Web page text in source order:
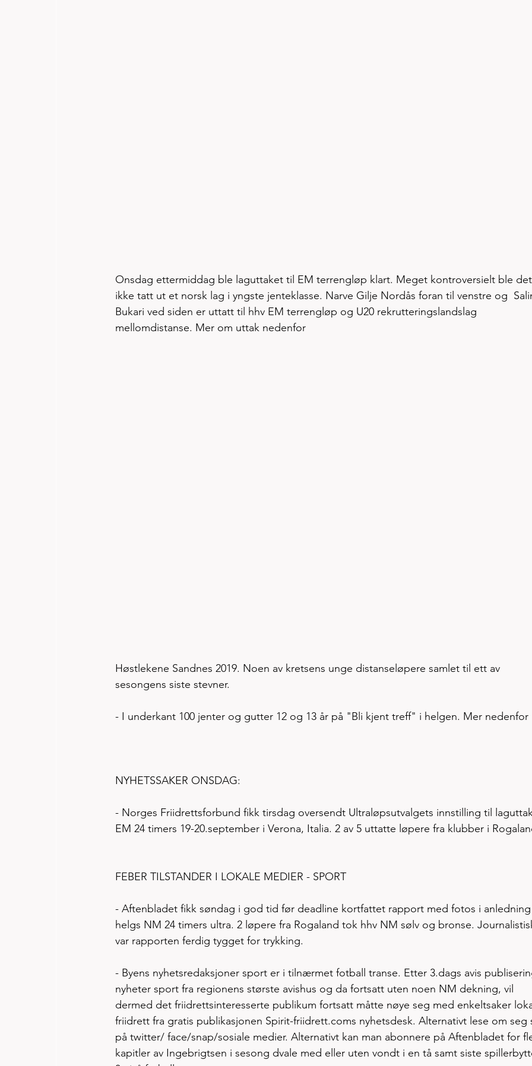
Onsdag ettermiddag ble laguttaket til EM terrengløp klart. Meget kontroversielt ble
ikke tatt ut et norsk lag i yngste jenteklasse. Narve Gilje Nordås foran til venstre og
Bukari ved siden er uttatt til hhv EM terrengløp og U20 rekrutteringslandslag
mellomdistanse. Mer om uttak nedenfor
Høstlekene Sandnes 2019. Noen av kretsens unge distanseløpere samlet til ett av
sesongens siste stevner.
- I underkant 100 jenter og gutter 12 og 13 år på "Bli kjent treff" i helgen. Mer nedenfor
NYHETSSAKER ONSDAG:
- Norges Friidrettsforbund fikk tirsdag oversendt Ultraløpsutvalgets innstilling til
EM 24 timers 19-20.september i Verona, Italia. 2 av 5 uttatte løpere fra klubber i
FEBER TILSTANDER I LOKALE MEDIER - SPORT
- Aftenbladet fikk søndag i god tid før deadline kortfattet rapport med fotos i
helgs NM 24 timers ultra. 2 løpere fra Rogaland tok hhv NM sølv og bronse.
var rapporten ferdig tygget for trykking.
- Byens nyhetsredaksjoner sport er i tilnærmet fotball transe. Etter 3.dags avis
nyheter sport fra regionens største avishus og da fortsatt uten noen NM dekning, vil
dermed det friidrettsinteresserte publikum fortsatt måtte nøye seg med enkeltsaker
friidrett fra gratis publikasjonen Spirit-friidrett.coms nyhetsdesk. Alternativt lese om seg
på twitter/ face/snap/sosiale medier. Alternativt kan man abonnere på Aftenbladet for
kapitler av Ingebrigtsen i sesong dvale med eller uten vondt i en tå samt siste